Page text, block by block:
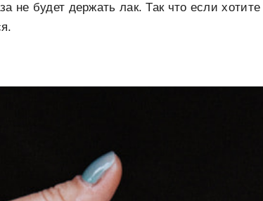
не будет держать лак. Так что если